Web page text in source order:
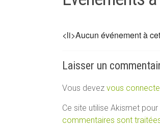
<li>Aucun événement à
Laisser un
Vous devez vous
Ce site utilise Akismet pour
commentaires sont